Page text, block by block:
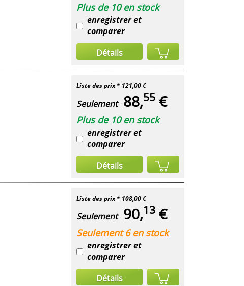
Plus de 10 en stock
enregistrer et
comparer
Détails
Liste des prix *121,00 €
Seulement 88,55 €
Plus de 10 en stock
enregistrer et
comparer
Détails
Liste des prix *108,00 €
Seulement 90,13 €
Seulement 6 en stock
enregistrer et
comparer
Détails